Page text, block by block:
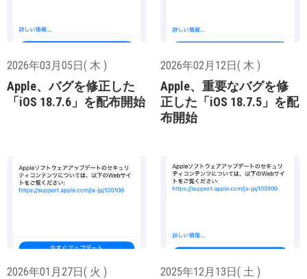
2026年03月05日( 木 )
Apple、バグを修正した
「iOS 18.7.6」を配布開始
2026年02月12日( 木 )
Apple、重要なバグを修
正した「iOS 18.7.5」を配
布開始
2026年01月27日( 火 ) 2025年12月13日( 土 )